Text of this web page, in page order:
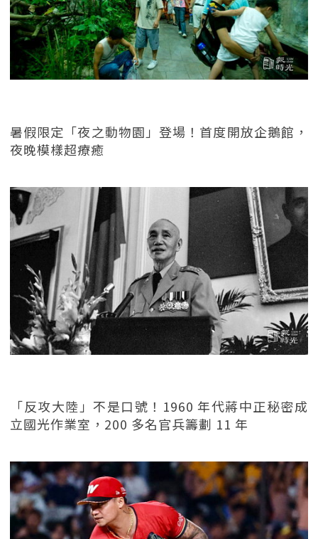
暑假限定「夜之動物園」登場！首度開放企鵝館，
夜晚模樣超療癒
「反攻大陸」不是口號！1960 年代蔣中正秘密成
立國光作業室，200 多名官兵籌劃 11 年